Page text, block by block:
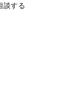
談する